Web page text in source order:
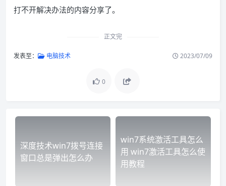
打不开解决办法的内容分享了。
正文完
发表至： 电脑技术 2023/07/09
0
深度技术win7拨号连接
窗口总是弹出怎么办
win7系统激活工具怎么
用 win7激活工具怎么使
用教程